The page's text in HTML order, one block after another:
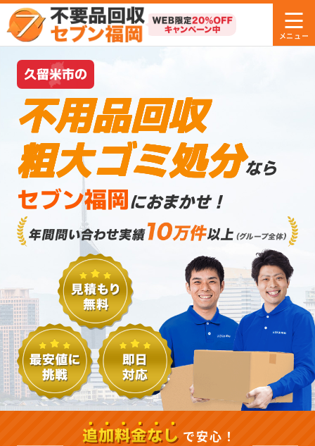
久留米市の
不用品回収
粗大ゴミ処分なら
セブン福岡 におまかせ！
追加料金なし で安心！